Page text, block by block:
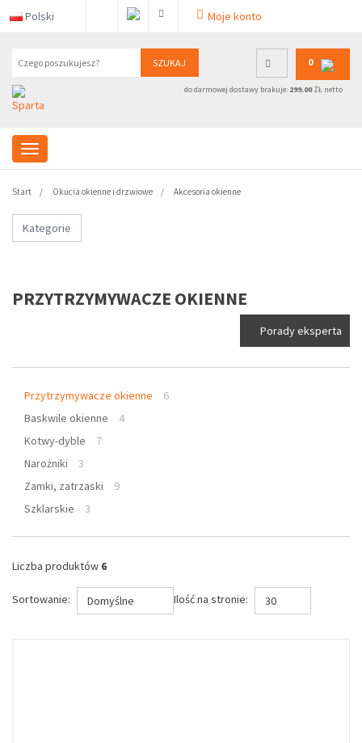
Polski Moje konto
SZUKAJ 0
do darmowej dostawy brakuje: 299.00ZŁ netto
Start Okucia okienne i drzwiowe Akcesoria okienne
Kategorie
PRZYTRZYMYWACZE OKIENNE
Porady eksperta
Przytrzymywacze okienne
6
Baskwile okienne
4
Kotwy-dyble
7
Narożniki
3
Zamki, zatrzaski
9
Szklarskie
3
Liczba produktów 6
Sortowanie: Domyślne Ilość na stronie: 30